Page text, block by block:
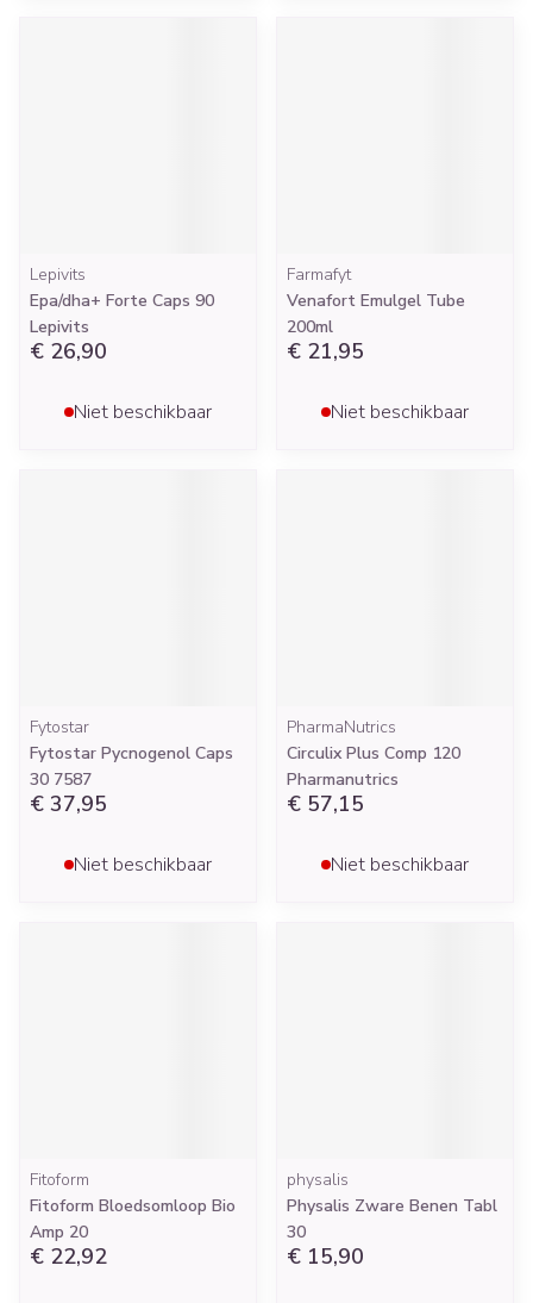
Lepivits
Epa/dha+ Forte Caps 90
Lepivits
€ 26,90
Niet beschikbaar
Farmafyt
Venafort Emulgel Tube
200ml
€ 21,95
Niet beschikbaar
Fytostar
Fytostar Pycnogenol Caps
30 7587
€ 37,95
Niet beschikbaar
PharmaNutrics
Circulix Plus Comp 120
Pharmanutrics
€ 57,15
Niet beschikbaar
Fitoform
Fitoform Bloedsomloop Bio
Amp 20
€ 22,92
physalis
Physalis Zware Benen Tabl
30
€ 15,90